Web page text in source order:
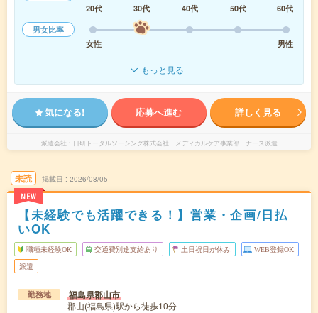
20代
30代 40代 50代
60代
男女比率
女性
男性
もっと見る
気になる! 応募へ進む 詳しく見る
派遣会社 日研トータルソーシング株式会社 メディカルケア事業部 ナース派遣
未読
NEW
掲載日 2026/08/05
【未経験でも活躍できる！】営業・企画/日払
いOK
職種未経験OK 交通費別途支給あり 土日祝日が休み WEB登録OK
派遣
勤務地 福島県郡山市
郡山(福島県)駅から徒歩10分